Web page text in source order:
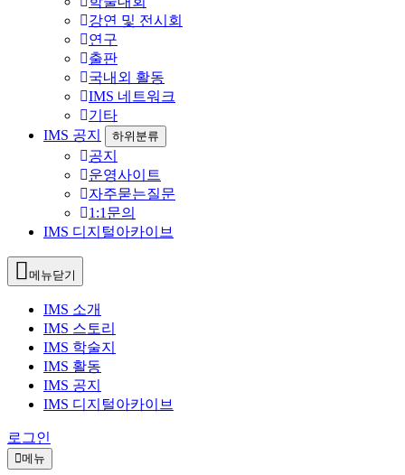
강연 및 전시회
연구
출판
국내외 활동
IMS 네트워크
기타
IMS 공지
하위분류
공지
운영사이트
자주묻는질문
1:1문의
IMS 디지털아카이브
메뉴닫기
IMS 소개
IMS 스토리
IMS 학술지
IMS 활동
IMS 공지
IMS 디지털아카이브
로그인
메뉴